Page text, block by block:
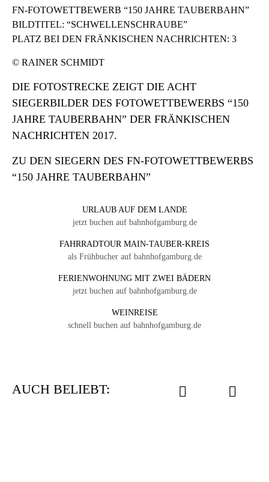
FN-FOTOWETTBEWERB “150 JAHRE TAUBERBAHN”
BILDTITEL: “SCHWELLENSCHRAUBE”
PLATZ BEI DEN FRÄNKISCHEN NACHRICHTEN: 3
© RAINER SCHMIDT
DIE FOTOSTRECKE ZEIGT DIE ACHT
SIEGERBILDER DES FOTOWETTBEWERBS “150
JAHRE TAUBERBAHN” DER FRÄNKISCHEN
NACHRICHTEN 2017.
ZU DEN SIEGERN DES FN-FOTOWETTBEWERBS
“150 JAHRE TAUBERBAHN”
URLAUB AUF DEM LANDE
jetzt buchen auf bahnhofgamburg.de
FAHRRADTOUR MAIN-TAUBER-KREIS
als Frühbucher auf bahnhofgamburg.de
FERIENWOHNUNG MIT ZWEI BÄDERN
jetzt buchen auf bahnhofgamburg.de
WEINREISE
schnell buchen auf bahnhofgamburg.de
AUCH BELIEBT: